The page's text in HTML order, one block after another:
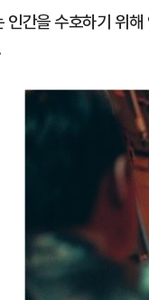
인간을 수호하기 위